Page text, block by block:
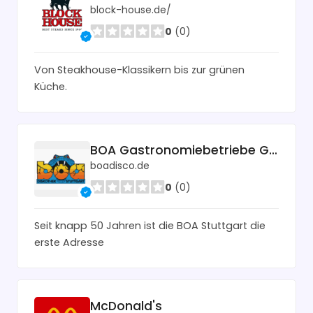
block-house.de/
0 (0)
Von Steakhouse-Klassikern bis zur grünen
Küche.
BOA Gastronomiebetriebe GmbH Lokal
boadisco.de
0 (0)
Seit knapp 50 Jahren ist die BOA Stuttgart die
erste Adresse
McDonald's